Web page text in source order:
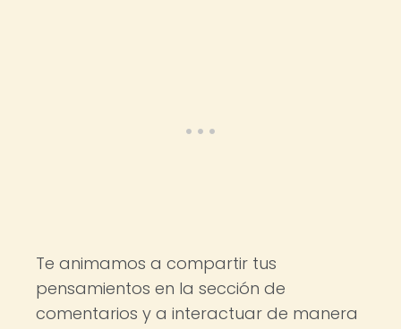
Te animamos a compartir tus
pensamientos en la sección de
comentarios y a interactuar de manera